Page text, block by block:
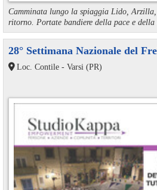
Camminata lungo la spiaggia Lido,
ritorno. Portate bandiere della pace e della
28° Settimana Nazionale del
Loc. Contile - Varsi (PR)